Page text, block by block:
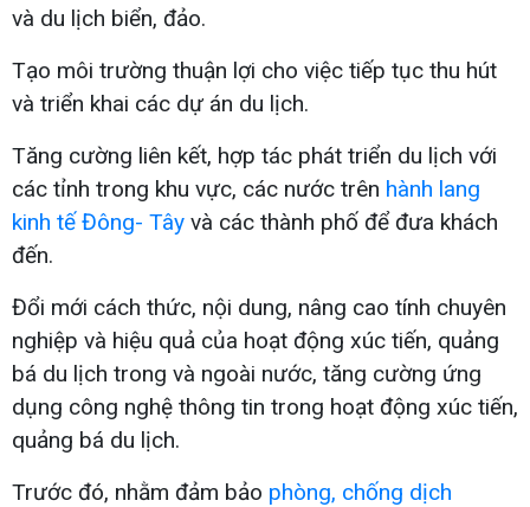
và du lịch biển, đảo.
Tạo môi trường thuận lợi cho việc tiếp tục thu hút
và triển khai các dự án du lịch.
Tăng cường liên kết, hợp tác phát triển du lịch với
các tỉnh trong khu vực, các nước trên hành lang
kinh tế Đông- Tây và các thành phố để đưa khách
đến.
Đổi mới cách thức, nội dung, nâng cao tính chuyên
nghiệp và hiệu quả của hoạt động xúc tiến, quảng
bá du lịch trong và ngoài nước, tăng cường ứng
dụng công nghệ thông tin trong hoạt động xúc tiến,
quảng bá du lịch.
Trước đó, nhằm đảm bảo phòng, chống dịch